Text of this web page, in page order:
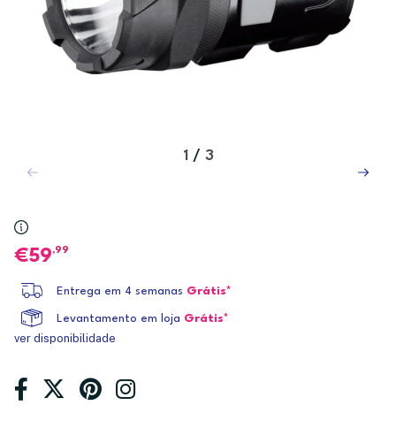
1 / 3
59,99
Entrega em 4 semanas Grátis*
Levantamento em loja Grátis*
ver disponibilidade